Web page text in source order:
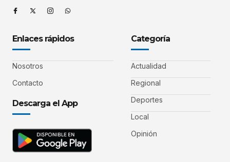
Enlaces rápidos
Nosotros
Contacto
Descarga el App
Categoría
Actualidad
Regional
Deportes
Local
Opinión